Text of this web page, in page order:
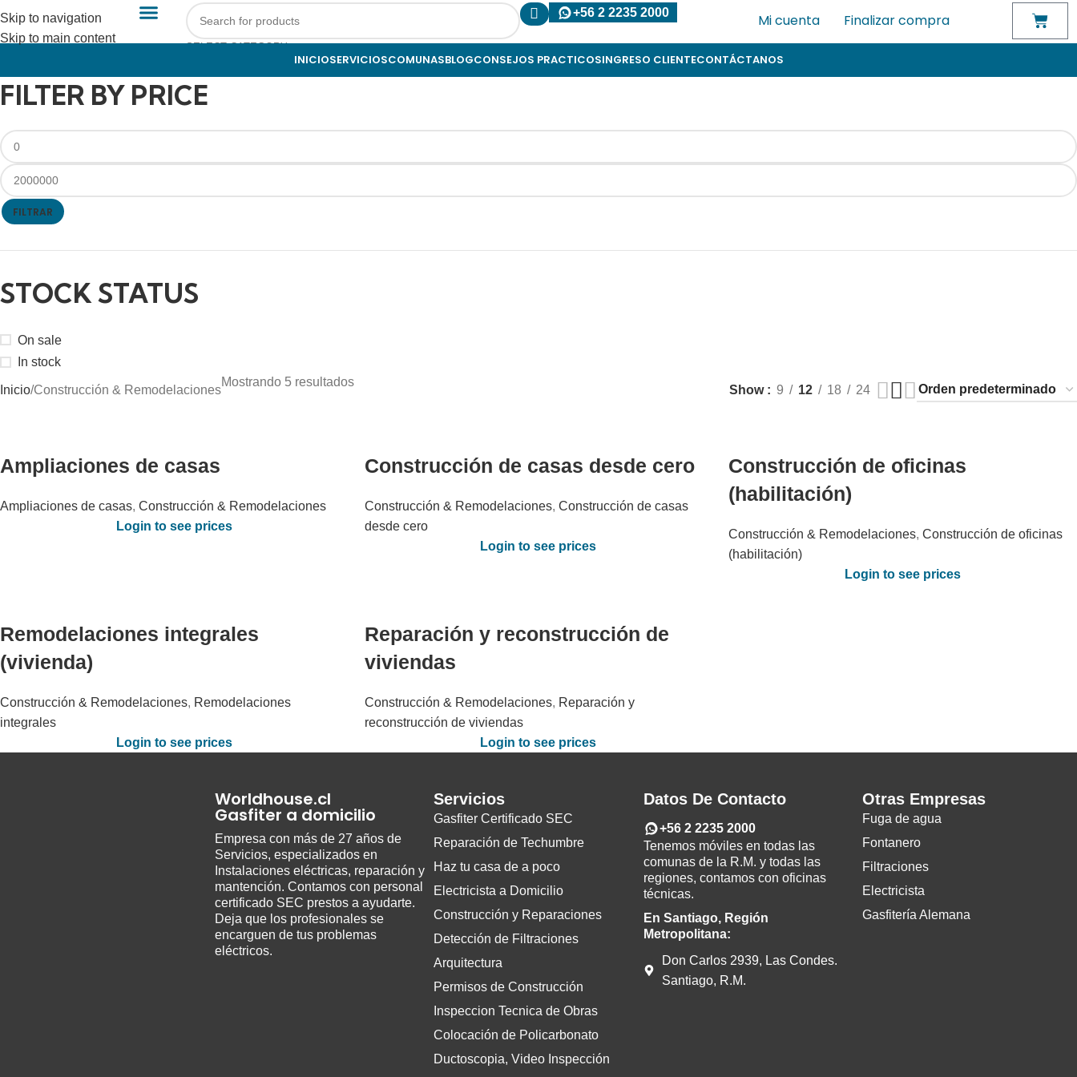
Skip to navigation
Skip to main content
SELECT CATEGORY
+56 2 2235 2000 Mi cuenta Finalizar compra
INICIOSERVICIOSCOMUNASBLOGCONSEJOS PRACTICOSINGRESO CLIENTECONTÁCTANOS
FILTER BY PRICE
FILTRAR
STOCK STATUS
On sale
In stock
Inicio Construcción & Remodelaciones
Mostrando 5 resultados
Show 9 12 18 24
Ampliaciones de casas
Ampliaciones de casas, Construcción & Remodelaciones
Login to see prices
Construcción de casas desde cero
Construcción & Remodelaciones, Construcción de casas
desde cero
Login to see prices
Construcción de oficinas
(habilitación)
Construcción & Remodelaciones,Construcción de oficinas
(habilitación)
Login to see prices
Remodelaciones integrales
(vivienda)
Construcción & Remodelaciones, Remodelaciones
integrales
Login to see prices
Reparación y reconstrucción de
viviendas
Construcción & Remodelaciones, Reparación y
reconstrucción de viviendas
Login to see prices
Worldhouse.cl
Gasfiter a domicilio
Empresa con más de 27 años de
Servicios, especializados en
Instalaciones eléctricas, reparación y
mantención. Contamos con personal
certificado SEC prestos a ayudarte.
Deja que los profesionales se
encarguen de tus problemas
eléctricos.
Servicios
Gasfiter Certificado SEC
Reparación de Techumbre
Haz tu casa de a poco
Electricista a Domicilio
Construcción y Reparaciones
Detección de Filtraciones
Arquitectura
Permisos de Construcción
Inspeccion Tecnica de Obras
Colocación de Policarbonato
Ductoscopia, Video Inspección
Datos De Contacto
+56 2 2235 2000
Tenemos móviles en todas las
comunas de la R.M. y todas las
regiones, contamos con oficinas
técnicas.
En Santiago, Región
Metropolitana:
Don Carlos 2939, Las Condes.
Santiago, R.M.
Otras Empresas
Fuga de agua
Fontanero
Filtraciones
Electricista
Gasfitería Alemana